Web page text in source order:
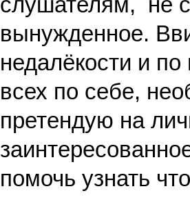
вынужденное.
недалёкости и
всех по себе,
претендую на
помочь узнать